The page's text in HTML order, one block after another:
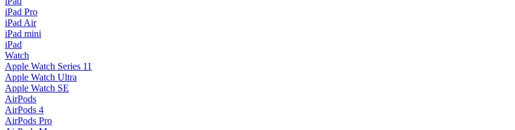
iPad Pro
iPad Air
iPad mini
iPad
Watch
Apple Watch Series 11
Apple Watch Ultra
Apple Watch SE
AirPods
AirPods 4
AirPods Pro